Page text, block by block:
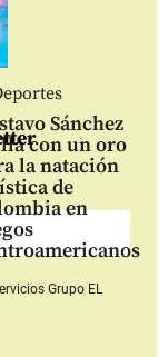
Sánchez
con un oro
la natación
de
en
Grupo EL